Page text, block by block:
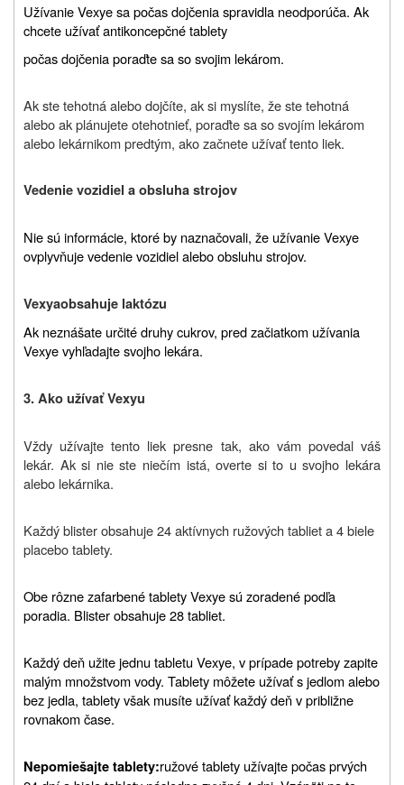
Užívanie Vexye sa počas dojčenia spravidla neodporúča. Ak
chcete užívať antikoncepčné tablety
počas dojčenia poraďte sa so svojim lekárom.
Ak ste tehotná alebo dojčíte, ak si myslíte, že ste tehotná
alebo ak plánujete otehotnieť, poraďte sa so svojím lekárom
alebo lekárnikom predtým, ako začnete užívať tento liek.
Vedenie vozidiel a obsluha strojov
Nie sú informácie, ktoré by naznačovali, že užívanie Vexye
ovplyvňuje vedenie vozidiel alebo obsluhu strojov.
Vexyaobsahuje laktózu
Ak neznášate určité druhy cukrov, pred začiatkom užívania
Vexye vyhľadajte svojho lekára.
3. Ako užívať Vexyu
Vždy užívajte tento liek presne tak, ako vám povedal váš
lekár. Ak si nie ste niečím istá, overte si to u svojho lekára
alebo lekárnika.
Každý blister obsahuje 24 aktívnych ružových tabliet a 4 biele
placebo tablety.
Obe rôzne zafarbené tablety Vexye sú zoradené podľa
poradia. Blister obsahuje 28 tabliet.
Každý deň užite jednu tabletu Vexye, v prípade potreby zapite
malým množstvom vody. Tablety môžete užívať s jedlom alebo
bez jedla, tablety však musíte užívať každý deň v približne
rovnakom čase.
Nepomiešajte tablety:ružové tablety užívajte počas prvých